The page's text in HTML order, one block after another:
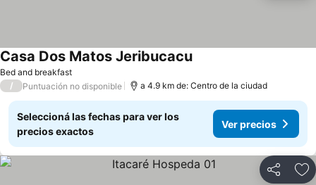
Bed and breakfast
Casa Dos Matos Jeribucacu
/ Puntuación no disponible a 4.9 km de: Centro de la ciudad
Seleccioná las fechas para ver los
precios exactos
Ver precios
Compartir